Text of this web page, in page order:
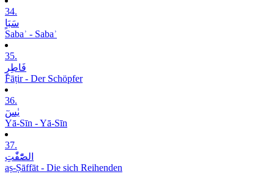
34.
سَبَاٍ
Sabaʾ - Sabaʾ
35.
فَاطِرٍ
Fāṭir - Der Schöpfer
36.
یٰسٓ
Yā-Sīn - Yā-Sīn
37.
الصّٰٓفّٰتِ
aṣ-Ṣāffāt - Die sich Reihenden